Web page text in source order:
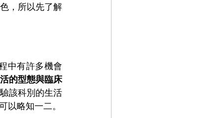
，所以先了解
的型態與臨床
該科別的生活
以略知一二。